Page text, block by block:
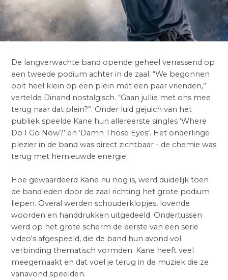
De langverwachte band opende geheel verrassend op
een tweede podium achter in de zaal. “We begonnen
ooit heel klein op een plein met een paar vrienden,”
vertelde Dinand nostalgisch. “Gaan jullie met ons mee
terug naar dat plein?”. Onder luid gejuich van het
publiek speelde Kane hun allereerste singles ‘Where
Do I Go Now?’ en ‘Damn Those Eyes’. Het onderlinge
plezier in de band was direct zichtbaar - de chemie was
terug met hernieuwde energie.
Hoe gewaardeerd Kane nu nog is, werd duidelijk toen
de bandleden door de zaal richting het grote podium
liepen. Overal werden schouderklopjes, lovende
woorden en handdrukken uitgedeeld. Ondertussen
werd op het grote scherm de eerste van een serie
video's afgespeeld, die de band hun avond vol
verbinding thematisch vormden. Kane heeft veel
meegemaakt en dat voel je terug in de muziek die ze
vanavond speelden.